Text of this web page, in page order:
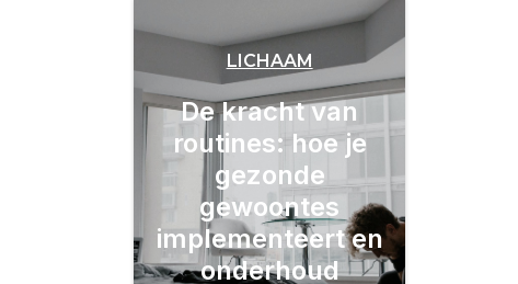
LICHAAM
De kracht van
routines: hoe je
gezonde
gewoontes
implementeert en
onderhoud